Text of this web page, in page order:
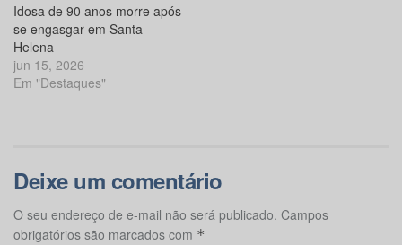
Idosa de 90 anos morre após
se engasgar em Santa
Helena
jun 15, 2026
Em "Destaques"
Deixe um comentário
O seu endereço de e-mail não será publicado. Campos
obrigatórios são marcados com *